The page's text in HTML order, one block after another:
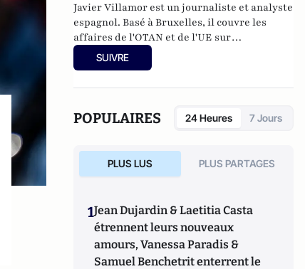
Javier Villamor est un journaliste et analyste
espagnol. Basé à Bruxelles, il couvre les
affaires de l'OTAN et de l'UE sur
europeanconservative.com
17 ans d'expérience dans les domaines de la
que consultant et fournit des informations
stratégiques sur les affaires mondiales et
SUIVRE
POPULAIRES 24 Heures 7 Jours
PLUS LUS PLUS PARTAGES
1Jean Dujardin & Laetitia Casta
étrennent leurs nouveaux
amours, Vanessa Paradis &
Samuel Benchetrit enterrent le